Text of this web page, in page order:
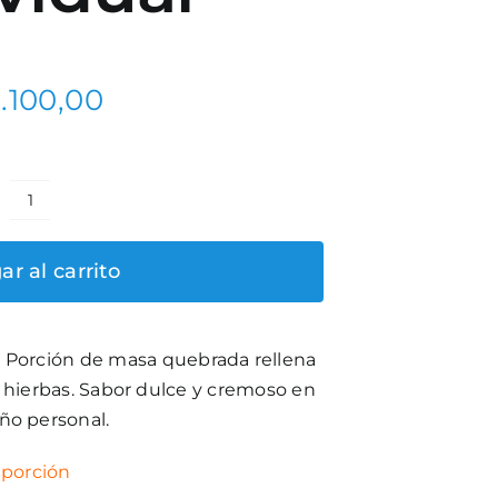
de
Calabaza
individual
al carrito
de masa quebrada rellena
Sabor dulce y cremoso en
personal.
porción